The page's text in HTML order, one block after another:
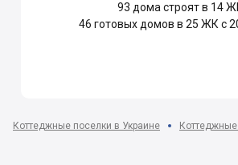
93 дома строят в 14
46 готовых домов в 25 ЖК с
Коттеджные поселки в Украине